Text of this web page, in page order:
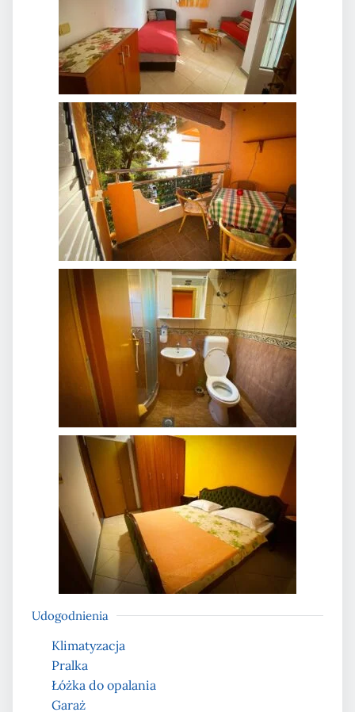
Udogodnienia
Klimatyzacja
Pralka
Łóżka do opalania
Garaż